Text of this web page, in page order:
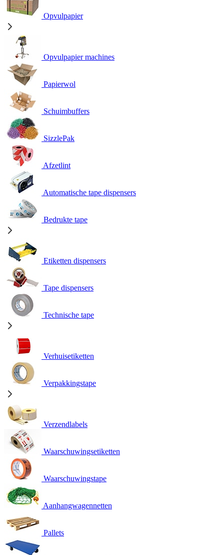
Opvulpapier
Opvulpapier machines
Papierwol
Schuimbuffers
SizzlePak
Afzetlint
Automatische tape dispensers
Bedrukte tape
Etiketten dispensers
Tape dispensers
Technische tape
Verhuisetiketten
Verpakkingstape
Verzendlabels
Waarschuwingsetiketten
Waarschuwingstape
Aanhangwagennetten
Pallets